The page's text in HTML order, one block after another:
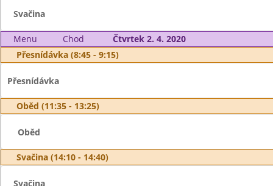
Svačina
Menu Chod
Čtvrtek 2. 4. 2020
Přesnídávka (8:45 - 9:15)
Přesnídávka
Oběd (11:35 - 13:25)
Oběd
Svačina (14:10 - 14:40)
Svačina